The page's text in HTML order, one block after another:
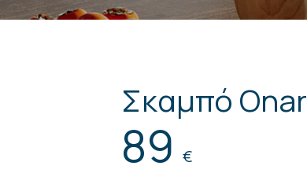
Σκαμπό Onar
89 €